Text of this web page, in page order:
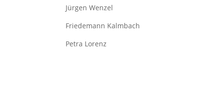
Jürgen Wenzel
Friedemann Kalmbach
Petra Lorenz